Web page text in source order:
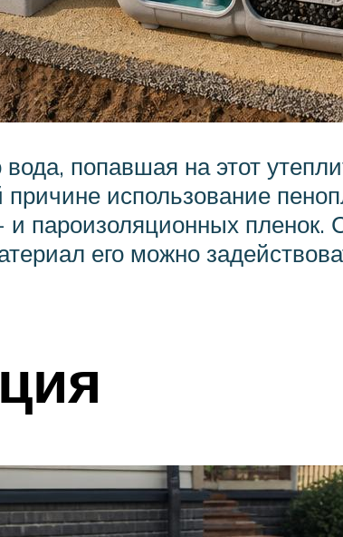
попавшая на этот
причине использование
пароизоляционных пленок.
его можно